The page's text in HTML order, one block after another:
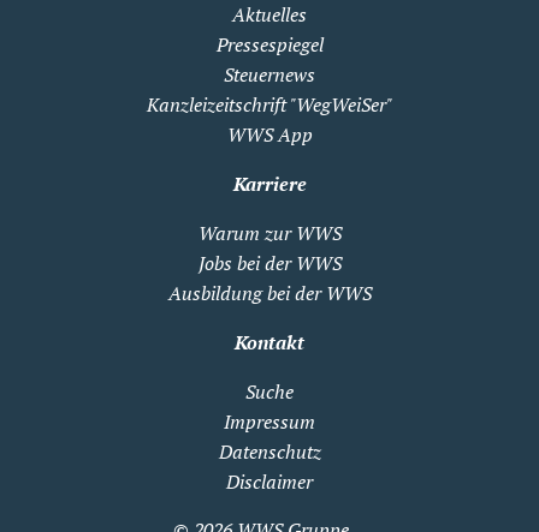
Aktuelles
Pressespiegel
Steuernews
Kanzleizeitschrift "WegWeiSer"
WWS App
Karriere
Warum zur WWS
Jobs bei der WWS
Ausbildung bei der WWS
Kontakt
Suche
Impressum
Datenschutz
Disclaimer